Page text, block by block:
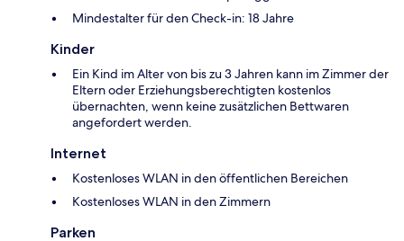
Mindestalter für den Check-in: 18 Jahre
Kinder
Ein Kind im Alter von bis zu 3 Jahren kann im Zimmer der
Eltern oder Erziehungsberechtigten kostenlos
übernachten, wenn keine zusätzlichen Bettwaren
angefordert werden.
Internet
Kostenloses WLAN in den öffentlichen Bereichen
Kostenloses WLAN in den Zimmern
Parken